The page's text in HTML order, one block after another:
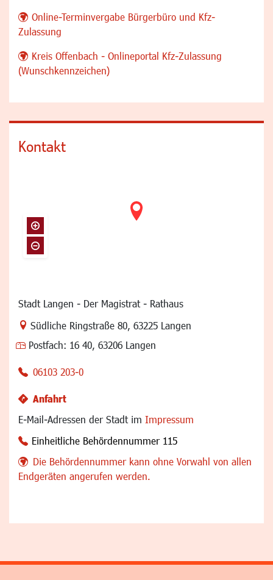
Online-Terminvergabe Bürgerbüro und Kfz-
Zulassung
Kreis Offenbach - Onlineportal Kfz-Zulassung
(Wunschkennzeichen)
Kontakt
Stadt Langen - Der Magistrat - Rathaus
Link zur Google-Maps Navigation
Südliche Ringstraße 80, 63225 Langen
Postfach: 16 40, 63206 Langen
06103 203-0
Anfahrt
E-Mail-Adressen der Stadt im Impressum
Einheitliche Behördennummer 115
Die Behördennummer kann ohne Vorwahl von allen
Endgeräten angerufen werden.